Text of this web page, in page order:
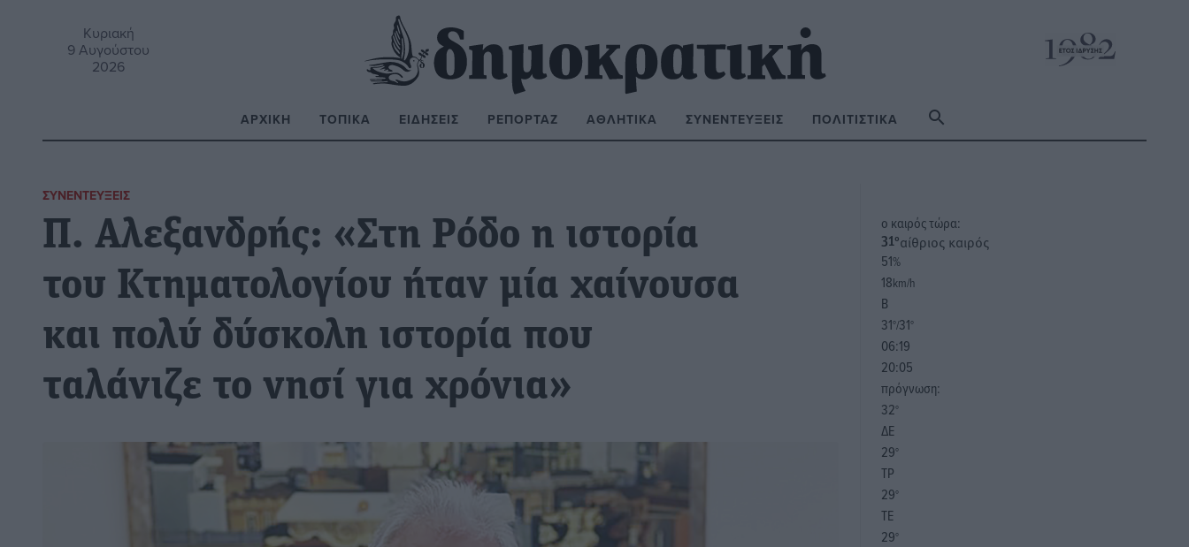
Κυριακή
9 Αυγούστου
2026
ΑΡΧΙΚΉ ΤΟΠΙΚΆ ΕΙΔΉΣΕΙΣ ΡΕΠΟΡΤΆΖ ΑΘΛΗΤΙΚΆ ΣΥΝΕΝΤΕΎΞΕΙΣ ΠΟΛΙΤΙΣΤΙΚΆ
ΣΥΝΕΝΤΕΎΞΕΙΣ
Π. Αλεξανδρής: «Στη Ρόδο η ιστορία
του Κτηματολογίου ήταν μία χαίνουσα
και πολύ δύσκολη ιστορία που
ταλάνιζε το νησί για χρόνια»
o καιρός τώρα:
31°αίθριος καιρός
51%
18km/h
Β
31°/31°
06:19
20:05
πρόγνωση:
32°
ΔΕ
29°
ΤΡ
29°
ΤΕ
29°